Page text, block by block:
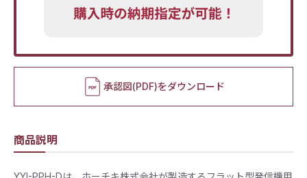
承認図(PDF)をダウンロード
商品説明